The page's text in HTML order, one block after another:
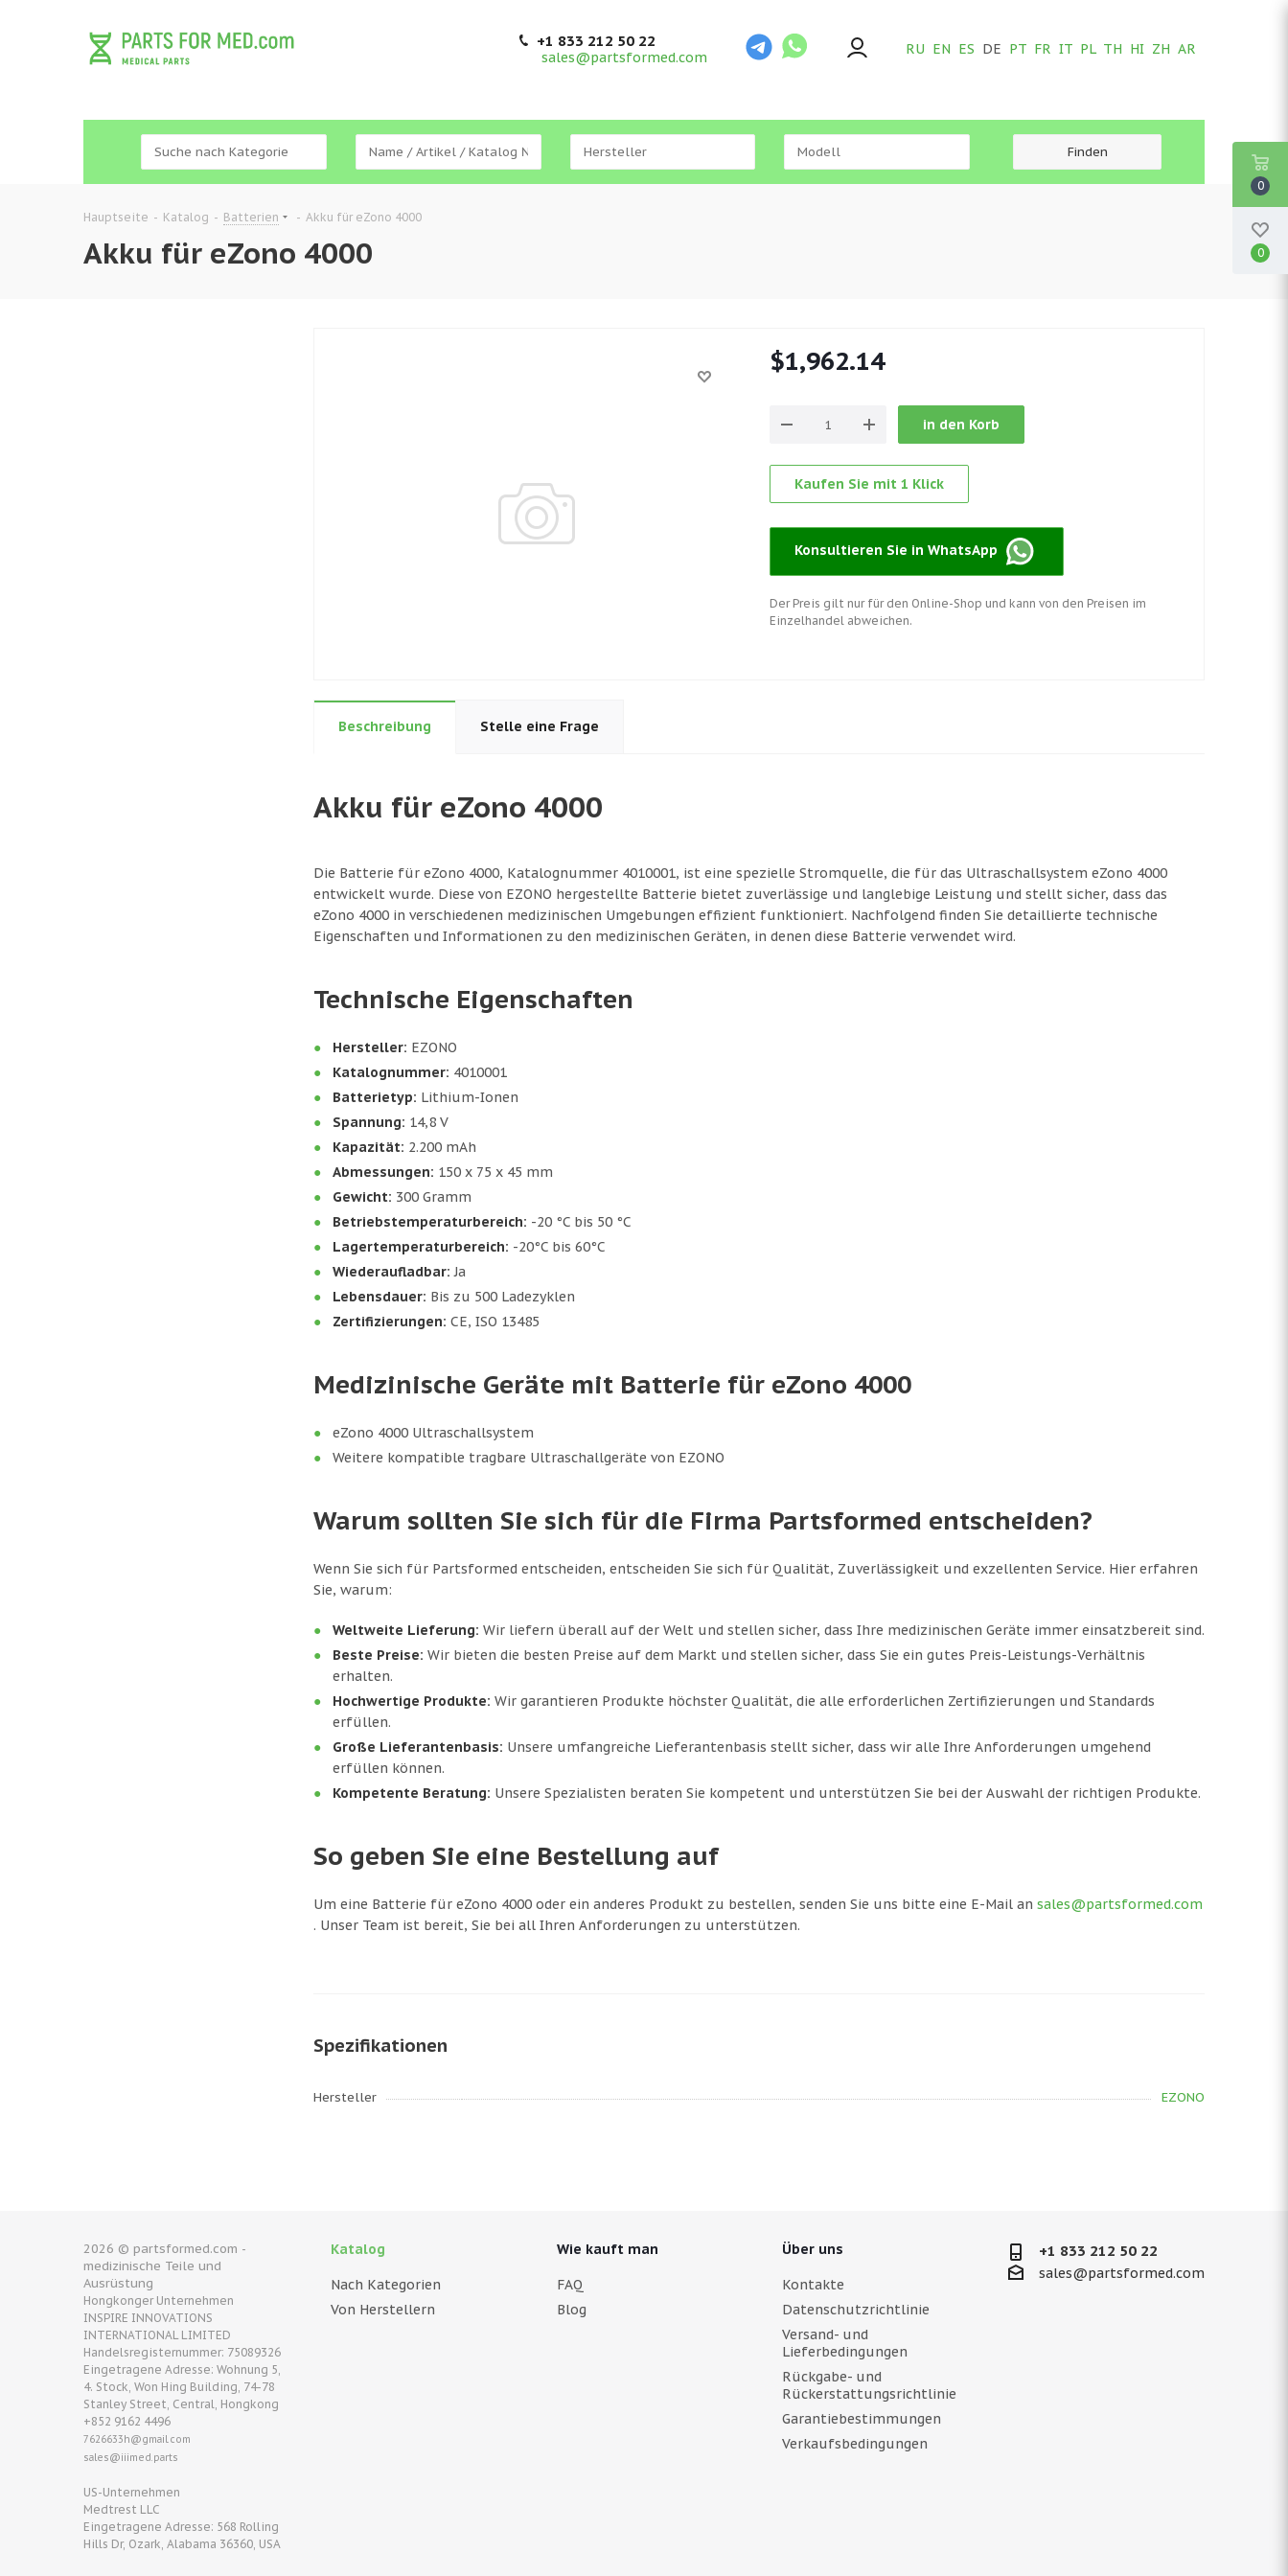
RU EN ES DE PT FR IT PL TH HI ZH AR
+1 833 212 50 22
sales@partsformed.com
Hauptseite - Katalog - Batterien - Akku für eZono 4000
Akku für eZono 4000
$1,962.14
in den Korb
Kaufen Sie mit 1 Klick
Konsultieren Sie in WhatsApp
Der Preis gilt nur für den Online-Shop und kann von den Preisen im
Einzelhandel abweichen.
Beschreibung Stelle eine Frage
Akku für eZono 4000
Die Batterie für eZono 4000, Katalognummer 4010001, ist eine spezielle Stromquelle, die für das Ultraschallsystem eZono 4000
entwickelt wurde. Diese von EZONO hergestellte Batterie bietet zuverlässige und langlebige Leistung und stellt sicher, dass das
eZono 4000 in verschiedenen medizinischen Umgebungen effizient funktioniert. Nachfolgend finden Sie detaillierte technische
Eigenschaften und Informationen zu den medizinischen Geräten, in denen diese Batterie verwendet wird.
Technische Eigenschaften
Hersteller: EZONO
Katalognummer: 4010001
Batterietyp: Lithium-Ionen
Spannung: 14,8 V
Kapazität: 2.200 mAh
Abmessungen: 150 x 75 x 45 mm
Gewicht: 300 Gramm
Betriebstemperaturbereich: -20 °C bis 50 °C
Lagertemperaturbereich: -20°C bis 60°C
Wiederaufladbar: Ja
Lebensdauer: Bis zu 500 Ladezyklen
Zertifizierungen: CE, ISO 13485
Medizinische Geräte mit Batterie für eZono 4000
eZono 4000 Ultraschallsystem
Weitere kompatible tragbare Ultraschallgeräte von EZONO
Warum sollten Sie sich für die Firma Partsformed entscheiden?
Wenn Sie sich für Partsformed entscheiden, entscheiden Sie sich für Qualität, Zuverlässigkeit und exzellenten Service. Hier erfahren
Sie, warum:
Weltweite Lieferung: Wir liefern überall auf der Welt und stellen sicher, dass Ihre medizinischen Geräte immer einsatzbereit sind.
Beste Preise: Wir bieten die besten Preise auf dem Markt und stellen sicher, dass Sie ein gutes Preis-Leistungs-Verhältnis
erhalten.
Hochwertige Produkte: Wir garantieren Produkte höchster Qualität, die alle erforderlichen Zertifizierungen und Standards
erfüllen.
Große Lieferantenbasis: Unsere umfangreiche Lieferantenbasis stellt sicher, dass wir alle Ihre Anforderungen umgehend
erfüllen können.
Kompetente Beratung: Unsere Spezialisten beraten Sie kompetent und unterstützen Sie bei der Auswahl der richtigen Produkte.
So geben Sie eine Bestellung auf
Um eine Batterie für eZono 4000 oder ein anderes Produkt zu bestellen, senden Sie uns bitte eine E-Mail an sales@partsformed.com
. Unser Team ist bereit, Sie bei all Ihren Anforderungen zu unterstützen.
Spezifikationen
Hersteller EZONO
2026 © partsformed.com -
medizinische Teile und
Ausrüstung
Hongkonger Unternehmen
INSPIRE INNOVATIONS
INTERNATIONAL LIMITED
Handelsregisternummer: 75089326
Eingetragene Adresse: Wohnung 5,
4. Stock, Won Hing Building, 74-78
Stanley Street, Central, Hongkong
+852 9162 4496
7626633h@gmail.com
sales@iiimed.parts
US-Unternehmen
Medtrest LLC
Eingetragene Adresse: 568 Rolling
Hills Dr, Ozark, Alabama 36360, USA
Katalog
Nach Kategorien
Von Herstellern
Wie kauft man
FAQ
Blog
Über uns
Kontakte
Datenschutzrichtlinie
Versand- und
Lieferbedingungen
Rückgabe- und
Rückerstattungsrichtlinie
Garantiebestimmungen
Verkaufsbedingungen
+1 833 212 50 22
sales@partsformed.com
0
0